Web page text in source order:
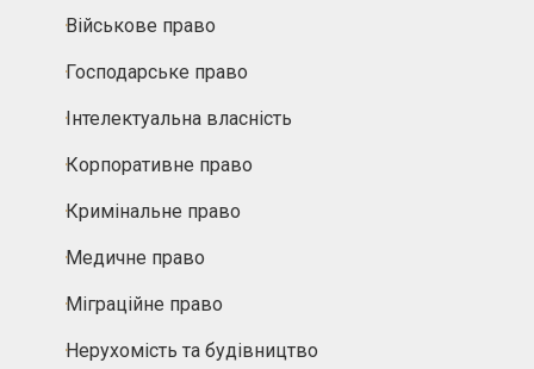
Військове право
Господарське право
Інтелектуальна власність
Корпоративне право
Кримінальне право
Медичне право
Міграційне право
Нерухомість та будівництво